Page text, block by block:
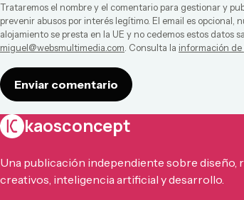
Trataremos el nombre y el comentario para gestionar y
prevenir abusos por interés legítimo. El email es opcional,
alojamiento se presta en la UE y no cedemos estos datos
miguel@websmultimedia.com . Consulta la información de
Enviar comentario
kaosconcept
Una publicación independiente sobre diseño,
creativos, inteligencia artificial y desarrollo.